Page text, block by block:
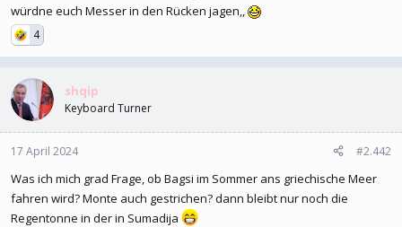
würdne euch Messer in den Rücken jagen,,
4
shqip
Keyboard Turner
17 April 2024 #2.442
Was ich mich grad Frage, ob Bagsi im Sommer ans griechische Meer
fahren wird? Monte auch gestrichen? dann bleibt nur noch die
Regentonne in der in Sumadija